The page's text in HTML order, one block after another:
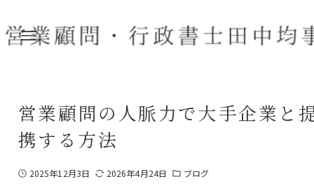
営業顧問の人脈力で大手企業と
携する方法
2025年12月3日 2026年4月24日 ブログ